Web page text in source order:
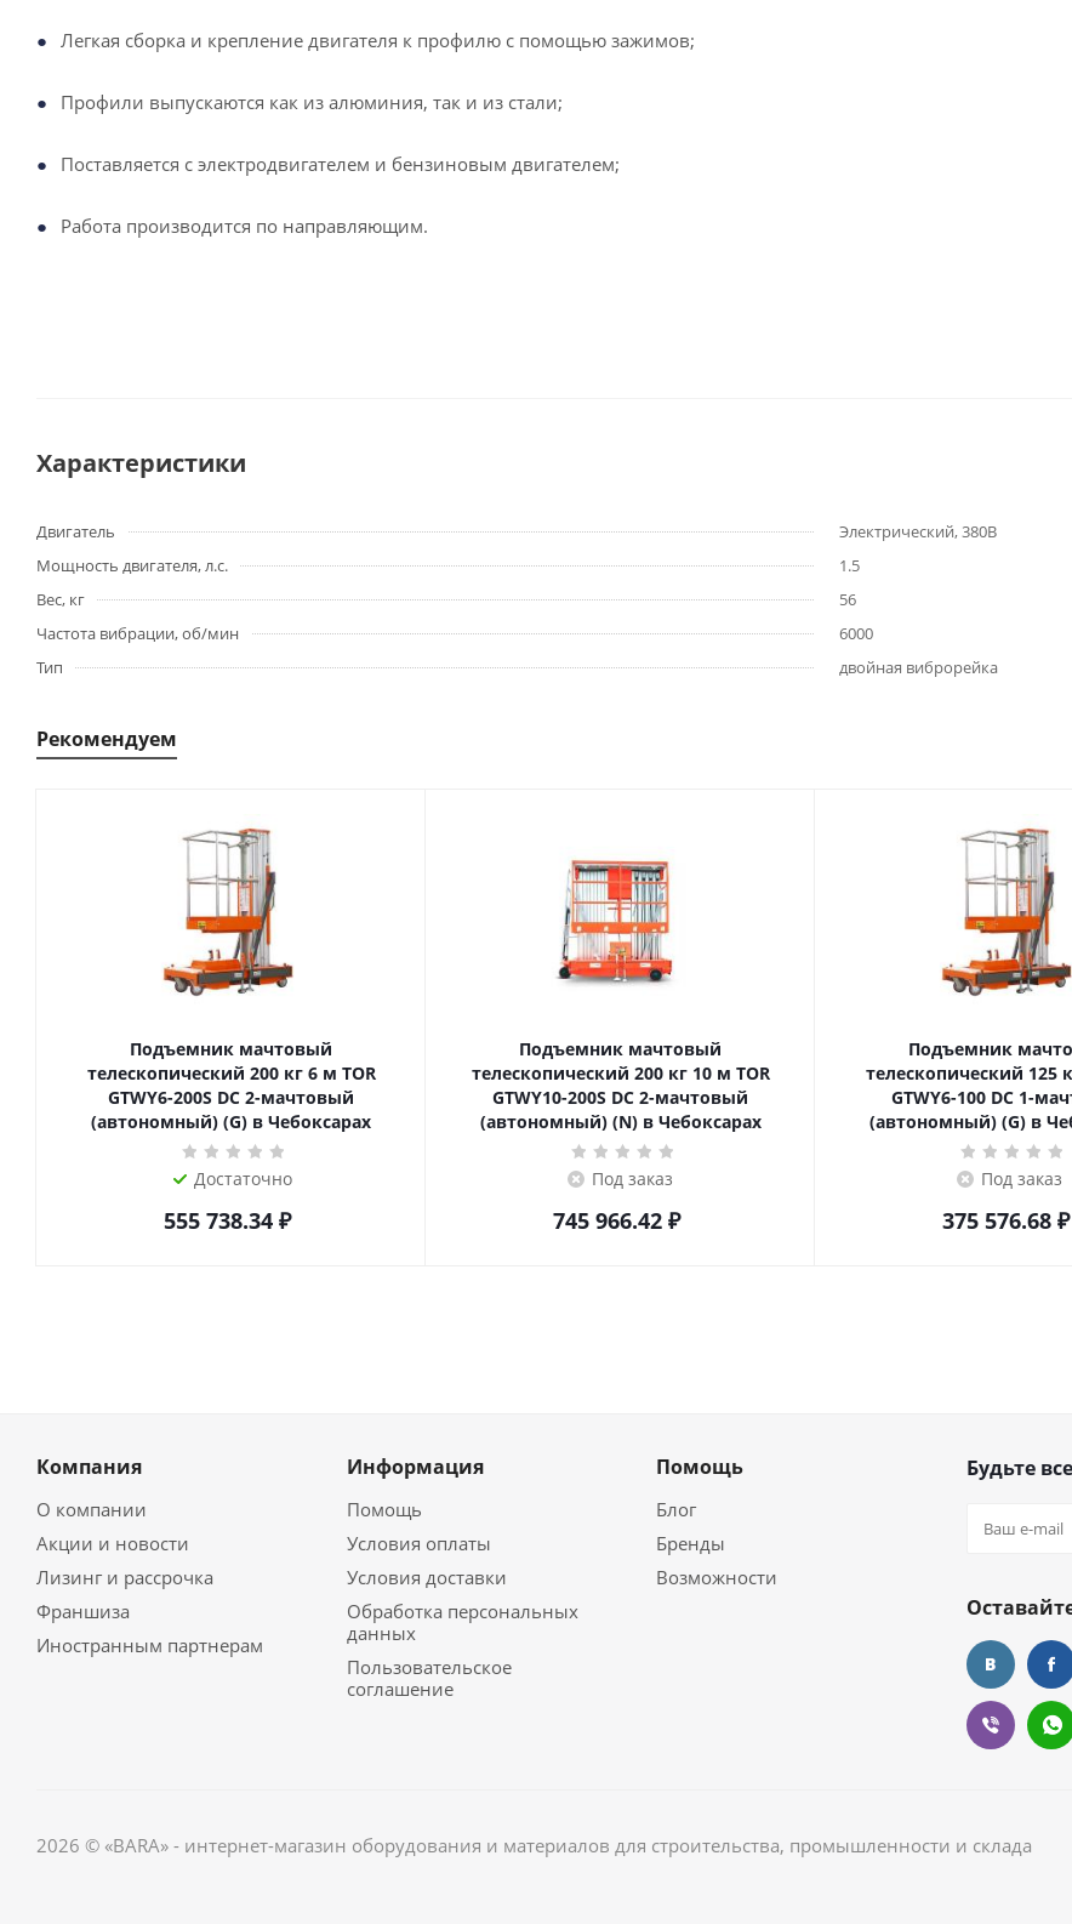
Легкая сборка и крепление двигателя к профилю с помощью зажимов;
Профили выпускаются как из алюминия, так и из стали;
Поставляется с электродвигателем и бензиновым двигателем;
Работа производится по направляющим.
Характеристики
Двигатель
Электрический, 380В
Мощность двигателя, л.с.
1.5
Вес, кг
56
Частота вибрации, об/мин
6000
Тип
двойная виброрейка
Рекомендуем
Подъемник мачтовый
телескопический 200 кг 6 м TOR
GTWY6-200S DC 2-мачтовый
(автономный) (G) в Чебоксарах
Достаточно
555 738.34₽
Подъемник мачтовый
телескопический 200 кг 10 м TOR
GTWY10-200S DC 2-мачтовый
(автономный) (N) в Чебоксарах
Под заказ
745 966.42₽
Подъемник
телескопический 125 кг 6 м TOR
GTWY6-100 DC 1-
(автономный) (G) в
Под заказ
375 576.68₽
Компания
О компании
Акции и новости
Лизинг и рассрочка
Франшиза
Иностранным партнерам
Информация
Помощь
Условия оплаты
Условия доставки
Обработка персональных
данных
Пользовательское
соглашение
Помощь
Блог
Бренды
Возможности
Будьте
2026 © «BARA» - интернет-магазин оборудования и материалов для строительства, промышленности и склада